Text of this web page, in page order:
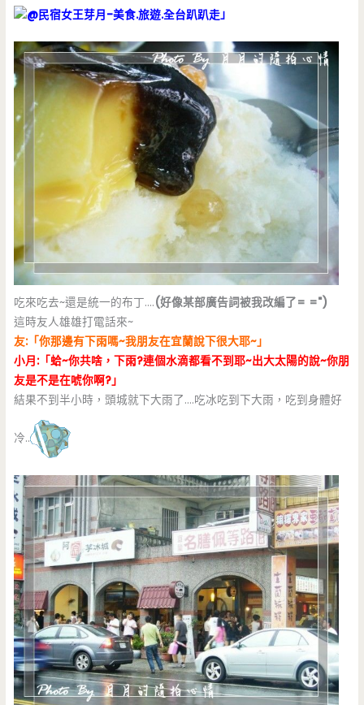
」
吃來吃去~還是統一的布丁….(好像某部廣告詞被我改編了= =")
這時友人雄雄打電話來~
友:「你那邊有下雨嗎~我朋友在宜蘭說下很大耶~」
小月:「蛤~你共啥，下雨?連個水滴都看不到耶~出大太陽的說~你朋
友是不是在唬你啊?」
結果不到半小時，頭城就下大雨了….吃冰吃到下大雨，吃到身體好
冷..